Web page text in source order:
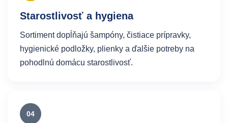
Starostlivosť a hygiena
Sortiment dopĺňajú šampóny, čistiace prípravky,
hygienické podložky, plienky a ďalšie potreby na
pohodlnú domácu starostlivosť.
04